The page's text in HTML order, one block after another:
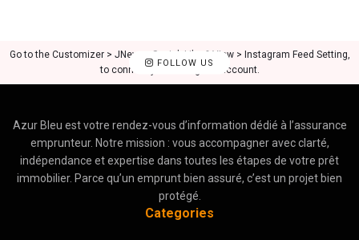
FOLLOW US
Go to the Customizer > JNews : Social, Like & View > Instagram Feed Setting,
to connect your Instagram account.
Azur Bleu est votre rendez-vous d’information dédié à l’assurance
emprunteur. Notre mission : vous accompagner avec clarté,
indépendance et expertise dans toutes les étapes de votre prêt
immobilier. Parce qu’un emprunt bien assuré, c’est un projet bien
protégé.
Categories